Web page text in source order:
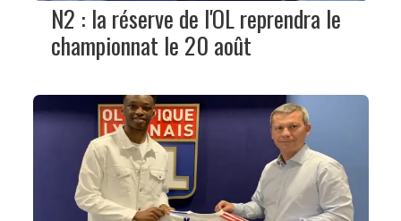
N2 : la réserve de l'OL reprendra le
championnat le 20 août